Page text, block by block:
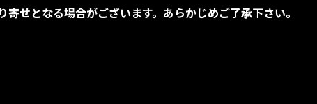
せとなる場合がございます。あらかじめご了承下さい。